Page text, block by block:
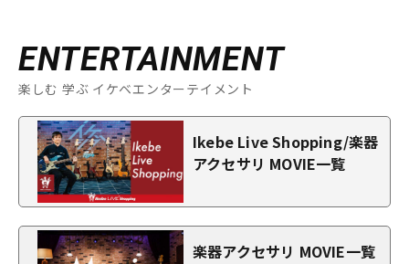
ENTERTAINMENT
楽しむ 学ぶ イケベエンターテイメント
Ikebe Live Shopping/楽器
アクセサリ MOVIE一覧
楽器アクセサリ MOVIE一覧